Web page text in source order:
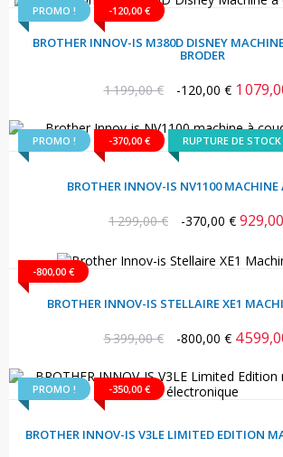
PROMO ! -120,00 €
BROTHER INNOV-IS M380D DISNEY
BRODER
Prix
1 199,00 € -120,00 € Prix
1
PROMO ! -370,00 € RUPTURE DE STOCK
BROTHER INNOV-IS NV1100 MACHINE
Prix
1 299,00 € -370,00 € Prix
-800,00 €
BROTHER INNOV-IS STELLAIRE XE1
Prix
5 399,00 € -800,00 € Prix
4
PROMO ! -350,00 €
BROTHER INNOV-IS V3LE LIMITED EDITION